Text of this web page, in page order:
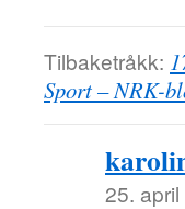
Tilbaketråkk:
Sport – NRK-
25.